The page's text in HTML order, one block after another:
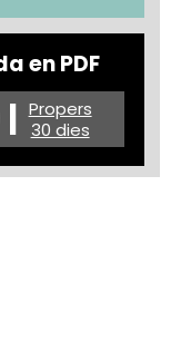
en PDF
| Propers
30 dies